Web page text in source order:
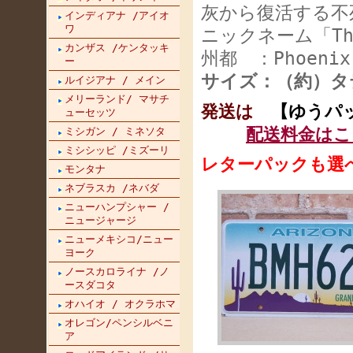
インディアナ /アイオ
ワ
カンザス /ケンタッキ
ー
ルイジアナ / メイン
メリーランド/ マサチ
ューセッツ
ミシガン / ミネソタ
ミシシッピ /ミズーリ
モンタナ
ネブラスカ /ネバダ
ニューハンプシャー /
ニュージャージ
ニューメキシコ/ニュー
ヨーク
ノースカロライナ /ノ
ースダコタ
オハイオ / オクラホマ
オレゴン/ペンシルベニ
ア
灰から復活する
ニックネーム「
州都 ：Phoenix
サイズ：（約）
発送は
【ゆう
配送料金は
レターパックも選